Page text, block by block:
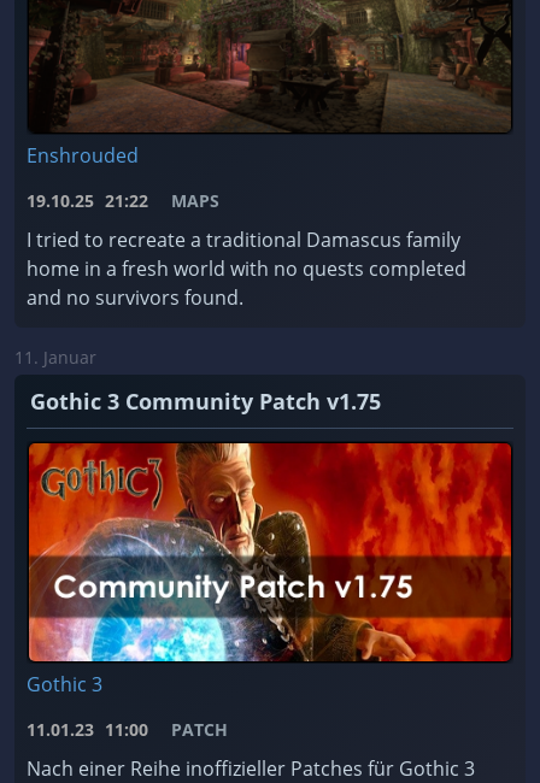
Enshrouded
19.10.25 21:22 MAPS
I tried to recreate a traditional Damascus family
home in a fresh world with no quests completed
and no survivors found.
11. Januar
Gothic 3 Community Patch v1.75
Gothic 3
11.01.23 11:00 PATCH
Nach einer Reihe inoffizieller Patches für Gothic 3